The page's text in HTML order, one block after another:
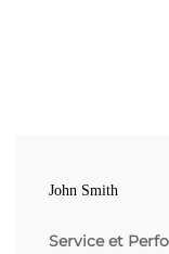
John Smith
Service et